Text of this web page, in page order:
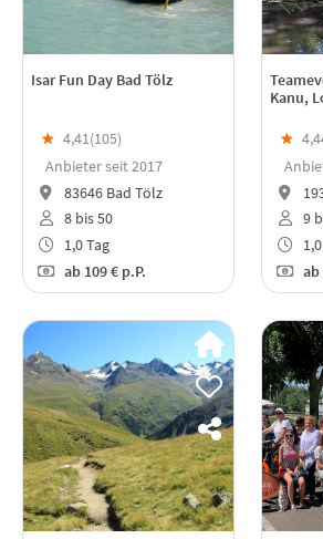
Isar Fun Day Bad Tölz
★ 4,41(105)
Anbieter seit 2017
83646 Bad Tölz
8 bis 50
1,0 Tag
ab109 € p.P.
Kanu,
★
9
ab